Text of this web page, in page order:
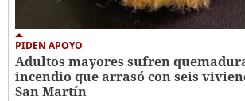
PIDEN APOYO
Adultos mayores sufren
incendio que arrasó con seis
San Martín